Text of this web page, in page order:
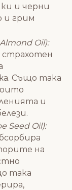
и черни
и грим
Oil):
страхотен
Също така
и
Seed Oil):
на
така